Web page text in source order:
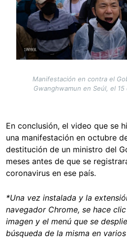
Manifestación en contra el
Gwanghwamun en Seúl, el
En conclusión, el video que se
una manifestación en octubre
destitución de un ministro del
meses antes de que se
coronavirus en ese país.
*Una vez instalada y la
navegador Chrome, se hace
imagen y el menú que se
búsqueda de la misma en